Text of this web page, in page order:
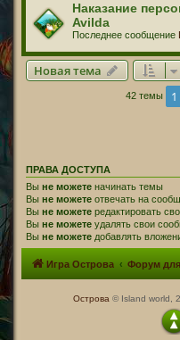
Наказание
Avilda
Последнее сообщение
Новая тема
42 темы 1
ПРАВА ДОСТУПА
Вы не можете начинать темы
Вы не можете отвечать на
Вы не можете редактировать
Вы не можете удалять свои
Вы не можете добавлять
Игра Острова Форум
Острова © Island world,